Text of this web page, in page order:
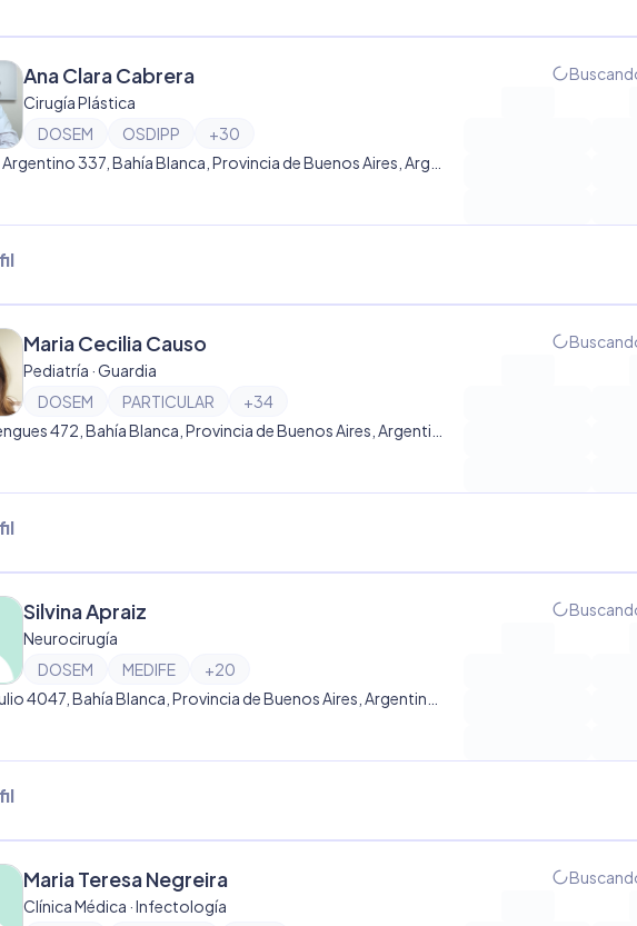
Ana Clara Cabrera
Cirugía Plástica
DOSEM
OSDIPP +30
progress_activity
Maria Cecilia Causo
Pediatría · Guardia
DOSEM
PARTICULAR +34
progress_activity
Silvina Apraiz
Neurocirugía
DOSEM
MEDIFE +20
progress_activity
Maria Teresa Negreira
Clínica Médica · Infectología
progress_activity